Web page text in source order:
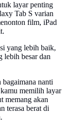
layar penting
Tab S varian
film, iPad
yang lebih baik,
lebih besar dan
nanti
memilih layar
memang akan
terasa berat di